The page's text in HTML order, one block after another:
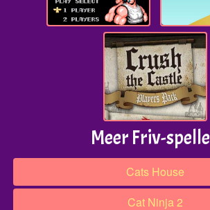
Meer Friv-
Cats House​​
Cat Ninja 2